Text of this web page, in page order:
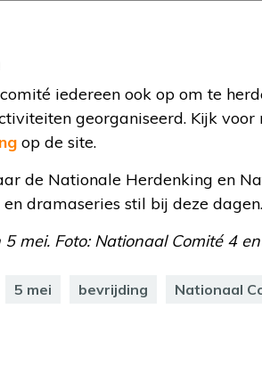
iedereen ook op om te
georganiseerd. Kijk
op de site.
de Nationale Herdenking en
dramaseries stil bij deze dagen.
mei. Foto: Nationaal Comité 4
5 mei bevrijding Nationaal